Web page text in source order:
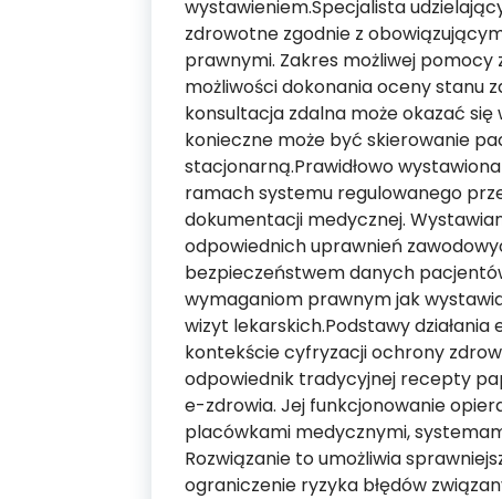
wystawieniem.Specjalista
zdrowotne zgodnie z
prawnymi. Zakres możliwej pomocy
możliwości dokonania oceny stanu
konsultacja zdalna może okazać
konieczne może być skierowanie
stacjonarną.Prawidłowo
ramach systemu regulowanego
dokumentacji medycznej.
odpowiednich uprawnień
bezpieczeństwem danych
wymaganiom prawnym jak
wizyt lekarskich.Podstawy
kontekście cyfryzacji ochrony
odpowiednik tradycyjnej recepty
e-zdrowia. Jej funkcjonowanie
placówkami medycznymi,
Rozwiązanie to umożliwia
ograniczenie ryzyka błędów